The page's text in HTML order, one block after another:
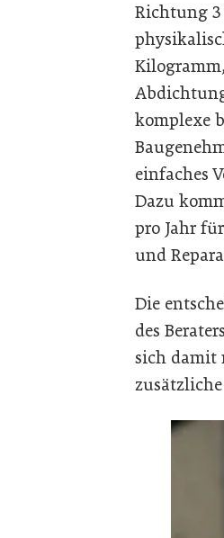
Richtung
komplexe
einfaches
Dazu
pro Jahr
und
Die
des
sich damit